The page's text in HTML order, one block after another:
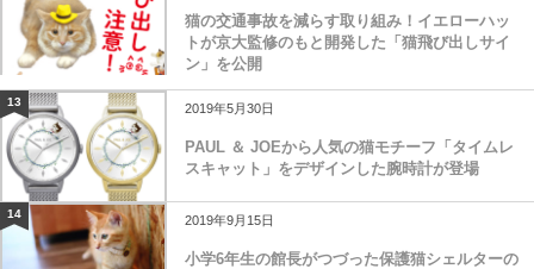
猫の交通事故を減らす取り組み！イエローハッ
トが京大監修のもと開発した「猫飛び出しサイ
ン」を公開
13 2019年5月30日
PAUL ＆ JOEから人気の猫モチーフ「タイムレ
スキャット」をデザインした腕時計が登場
14 2019年9月15日
小学6年生の館長がつづった保護猫シェルターの